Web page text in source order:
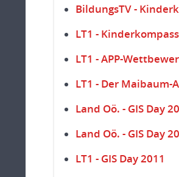
BildungsTV -
LT1 - Kinderkompass
LT1 - APP-
LT1 - Der Maibaum-
Land Oö. - GIS Day
Land Oö. - GIS Day
LT1 - GIS Day 2011